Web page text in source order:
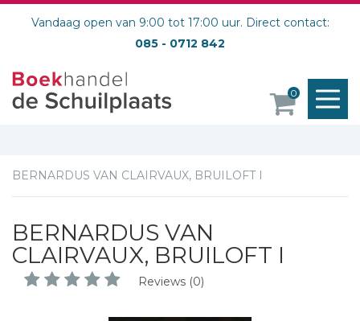
Vandaag open van 9:00 tot 17:00 uur. Direct contact:
085 - 0712 842
0
BERNARDUS VAN CLAIRVAUX, BRUILOFT I
BERNARDUS VAN
CLAIRVAUX, BRUILOFT I
Reviews (0)